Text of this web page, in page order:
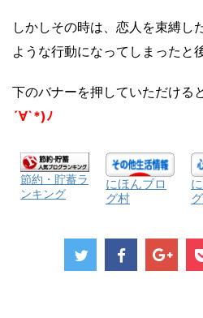
しかしその時は、恋人を束縛し
ような行動になってしまったと
下のバナーを押していただける
´∀`*)ﾉ
節約・貯蓄ラ
ンキング
にほんブロ
グ村